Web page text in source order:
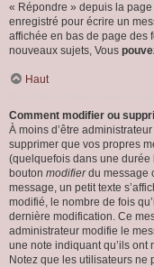
« Répondre » depuis la page
enregistré pour écrire un
affichée en bas de page des
nouveaux sujets, Vous
Haut
Comment modifier ou
À moins d’être
supprimer que vos propres
(quelquefois dans une
bouton modifierdu message
message, un petit texte
modifié, le nombre de fois
dernière modification. Ce
administrateur modifie le
une note indiquant qu’ils
Notez que les utilisateurs ne